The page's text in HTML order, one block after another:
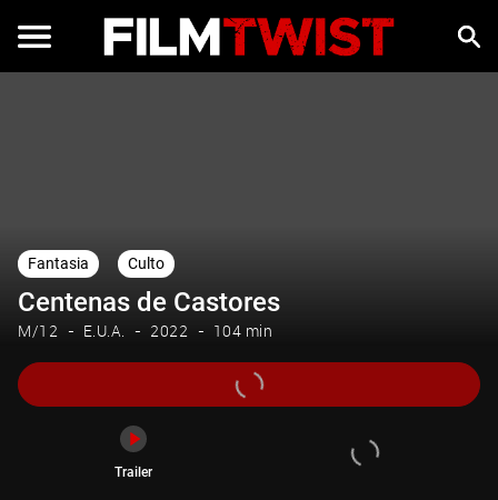
Fantasia Culto
Centenas de Castores
M/12 E.U.A. 2022 104 min
Trailer